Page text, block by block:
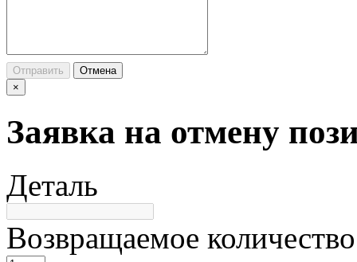
Отправить
Отмена
×
Заявка на отмену
Деталь
Возвращаемое количество